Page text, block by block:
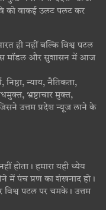
को वाकई उलट पलट कर
ही नहीं बल्कि विश्व पटल
मॉडल और सुशासन में आज
निष्ठा, न्याय, नैतिकता,
भ्रष्टाचार मुक्त,
उत्तम प्रदेश न्यूज लाने के
हमारा यही ध्येय
में पंच प्रण का शंखनाद हो।
विश्व पटल पर चमके। उत्तम